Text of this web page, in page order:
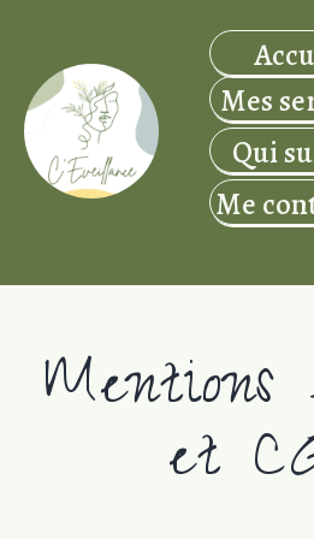
Mes
Qui
Me
Mentions
et